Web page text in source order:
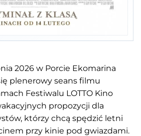
2026 w Porcie Ekomarina
plenerowy seans filmu
Festiwalu LOTTO Kino
propozycji dla
którzy chcą spędzić letni
przy kinie pod gwiazdami.